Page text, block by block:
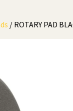
/ ROTARY PAD